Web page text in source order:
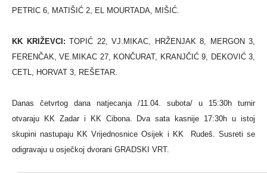
PETRIC 6, MATIŠIĆ 2, EL MOURTADA, MIŠIĆ.
KK KRIŽEVCI: TOPIĆ 22, VJ.MIKAC, HRŽENJAK 8, MERGON 3,
FERENČAK, VE.MIKAC 27, KONČURAT, KRANJČIĆ 9, DEKOVIĆ 3,
CETL, HORVAT 3, REŠETAR.
Danas četvrtog dana natjecanja /11.04. subota/ u 15:30h turnir
otvaraju KK Zadar i KK Cibona. Dva sata kasnije 17:30h u istoj
skupini nastupaju KK Vrijednosnice Osijek i KK Rudeš. Susreti se
odigravaju u osječkoj dvorani GRADSKI VRT.